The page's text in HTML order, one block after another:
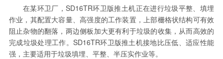
在某环卫厂，SD16TR环卫版推土机正在进行垃圾平整、填埋
作业，其配置大容量、高强度的工作装置，上部栅格状结构可有效
阻止杂物的翻落，两边侧板加大更有利于垃圾的收集，从而高效的
完成垃圾处理工作。SD16TR环卫版推土机接地比压低、适应性能
强，主要适用于垃圾填埋、平整、半压实作业等。